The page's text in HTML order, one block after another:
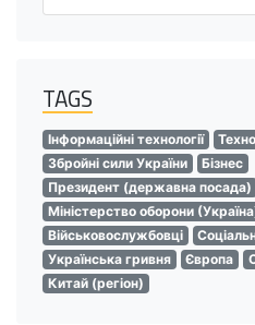
TAGS
Інформаційні технології
Збройні сили України
Бізнес
Президент (державна посада)
Міністерство оборони
Військовослужбовці
Українська гривня
Європа
Китай (регіон)